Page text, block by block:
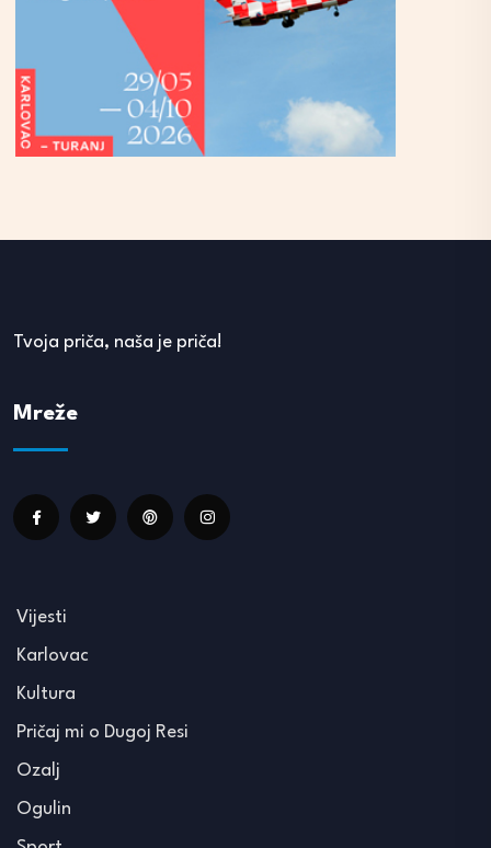
Tvoja priča, naša je priča!
Mreže
Vijesti
Karlovac
Kultura
Pričaj mi o Dugoj Resi
Ozalj
Ogulin